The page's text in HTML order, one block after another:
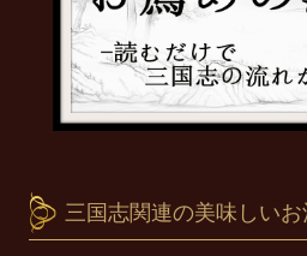
三国志関連の美味しいお